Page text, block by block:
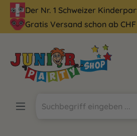
springen
Der Nr. 1 Schweizer
Gratis Versand schon ab